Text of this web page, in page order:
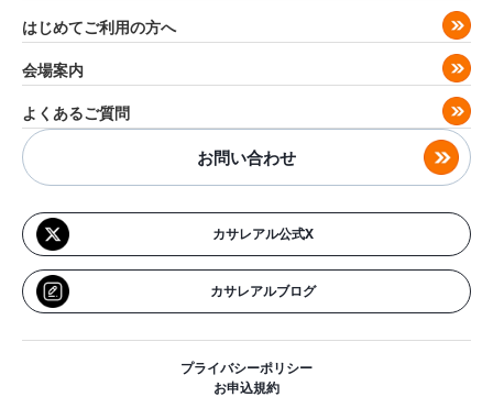
はじめてご利用の方へ
会場案内
よくあるご質問
お問い合わせ
カサレアル公式X
カサレアルブログ
プライバシーポリシー
お申込規約